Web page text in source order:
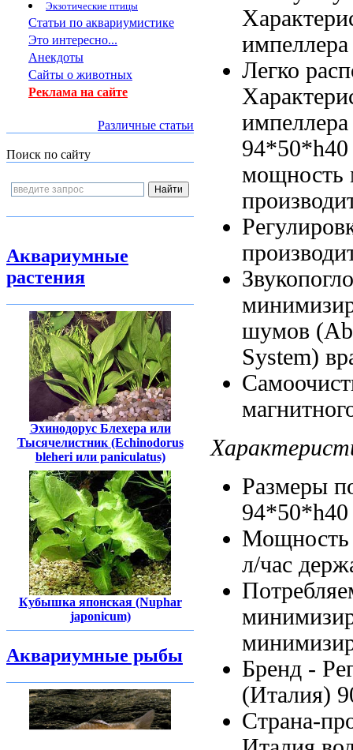
Экзотические птицы
Статьи по аквариумистике
Это интересно...
Анекдоты
Сайты о животных
Реклама на сайте
Различные статьи
Поиск по сайту
Аквариумные
растения
Эхинодорус Блехера или
Тысячелистник (Echinodorus
bleheri или paniculatus)
Кубышка японская (Nuphar
japonicum)
Аквариумные рыбы
Легко
импеллера
94*50*h40
мощность
шумов
System)
Размеры
л/час
Бренд -
(Италия)
Страна-